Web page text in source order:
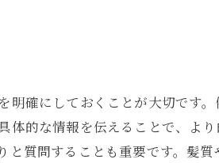
テム
確にしておくことが大切です
的な情報を伝えることで、よ
質問することも重要です。髪